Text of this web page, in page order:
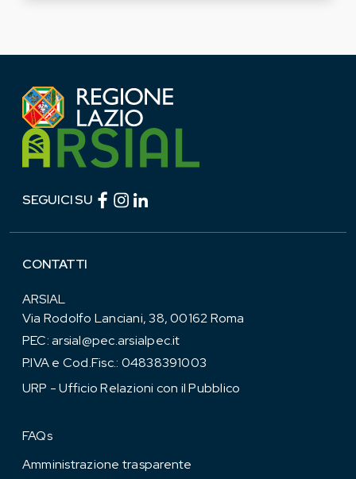
SEGUICI SU Facebook (link esterno)
Instagram (link esterno)
CONTATTI
ARSIAL
Via Rodolfo Lanciani, 38, 00162 Roma
PEC:arsial@pec.arsialpec.it
P.IVA e Cod.Fisc.: 04838391003
URP - Ufficio Relazioni con il Pubblico
FAQs
Amministrazione trasparente